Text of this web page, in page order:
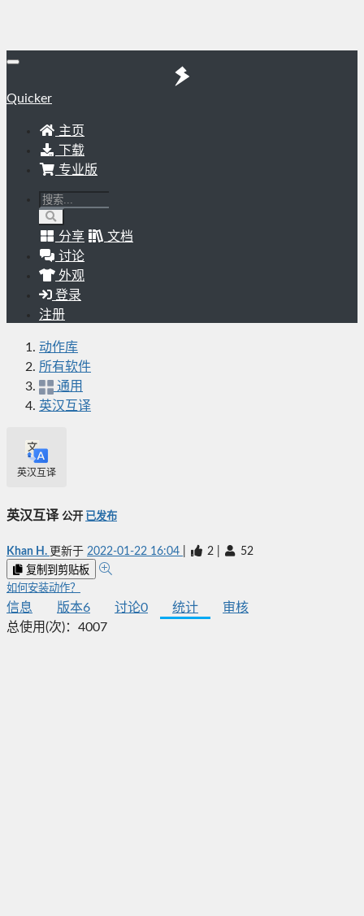
Quicker
主页
下载
专业版
分享
文档
讨论
外观
登录
注册
动作库
所有软件
通用
英汉互译
英汉互译
英汉互译 公开 已发布
Khan H. 更新于 2022-01-22 16:04 2 52
复制到剪贴板
如何安装动作？
信息 版本6 讨论0 统计
审核
总使用(次)： 4007